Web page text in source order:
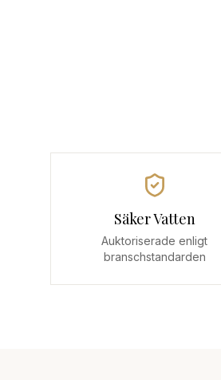
Säker Vatten
Auktoriserade enligt
branschstandarden